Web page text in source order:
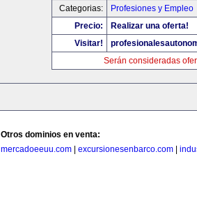
Categorias:
Profesiones y Empleo
Precio:
Realizar una oferta!
Visitar!
Serán consideradas
Otros dominios en venta:
mercadoeeuu.com
excursionesenbarco.com